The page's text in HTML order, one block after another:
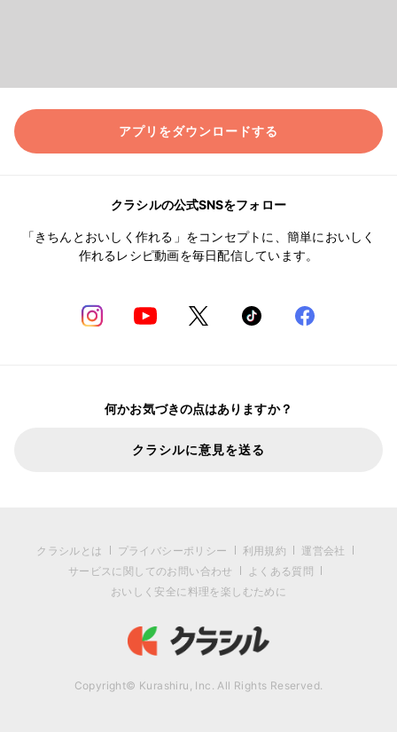
アプリをダウンロードする
クラシルの公式SNSをフォロー
「きちんとおいしく作れる」をコンセプトに、簡単においしく
作れるレシピ動画を毎日配信しています。
何かお気づきの点はありますか？
クラシルに意見を送る
クラシルとは プライバシーポリシー 利用規約
運営会社
サービスに関してのお問い合わせ
よくある質問
おいしく安全に料理を楽しむために
Copyright© Kurashiru, Inc. All Rights Reserved.